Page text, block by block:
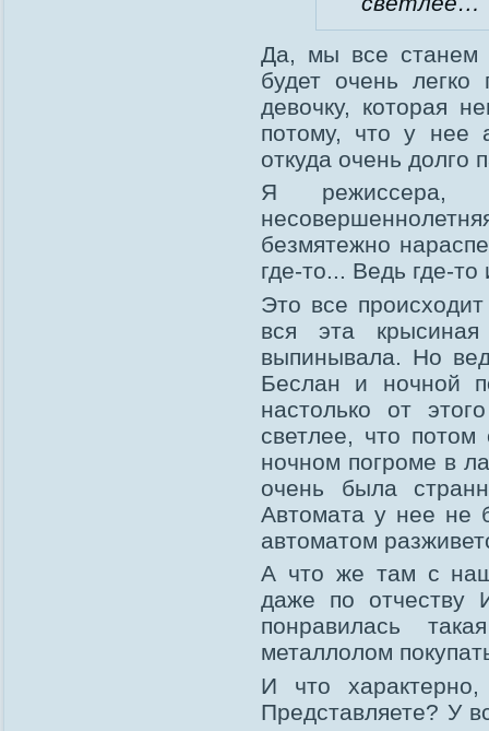
Да, мы все станем
будет очень
девочку, которая
потому, что у нее
откуда очень долго
Я режиссера,
безмятежно
где-то... Ведь где-
Это все
вся эта
выпинывала. Но
Беслан и ночной
настолько от
светлее, что
ночном погроме в
очень была
Автомата у нее не
автоматом
А что же там с
даже по отчеству
понравилась
металлолом
И что
Представляете? У